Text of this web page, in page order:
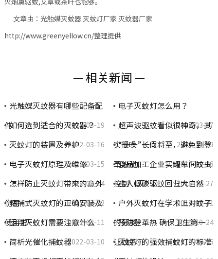
火烟熏驱蚊,艾草或茶叶也能够。
文章由：光触媒灭蚊器 灭蚊灯厂家 灭蚊器厂家
http://www.greenyellow.cn/整理提供
— 相关新闻 —
光触媒灭蚊器有哪些配备配
件 2022-03-19
电子灭蚊灯怎么用？
2022-03-17
如何选到适合的灭蚊器？
2022-03-16
超声波驱蚊看似很神奇，其
实很噪 2015-10-29
灭蚊灯的装置及养护
2022-03-15
“十一”长假将至，避免到登
革热流… 2014-09-26
电子灭蚊灯原理及维修
2022-03-14
食品加工企业实罐车间蚊虫
控制（灭… 2015-10-27
怎样防止灭蚊灯带来的意外
伤害 2022-03-12
古人低碳驱蚊回归大自然
2014-07-31
粘捕式灭蚊灯的正确安装及
使用方… 2022-03-11
户外灭蚊灯在学术上对蚊子
的分类… 2015-10-24
运用灭蚊灯需要注意什么
2022-03-10
预防登革热 确保卫生第一
让蚊子… 2014-09-25
简析光催化捕蚊器 灭蚊灯的强效捕蚊灯的标准